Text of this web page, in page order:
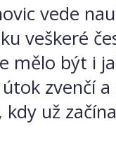
vede
veškeré
mělo být i
zvenčí
kdy už